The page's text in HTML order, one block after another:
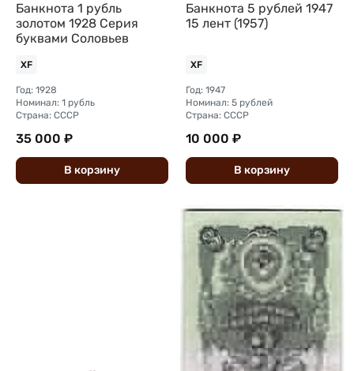
Банкнота 1 рубль
золотом 1928 Серия
буквами Соловьев
XF
Год: 1928
Номинал: 1 рубль
Страна: СССР
35 000 ₽
В корзину
Банкнота 5 рублей 1947
15 лент (1957)
XF
Год: 1947
Номинал: 5 рублей
Страна: СССР
10 000 ₽
В корзину